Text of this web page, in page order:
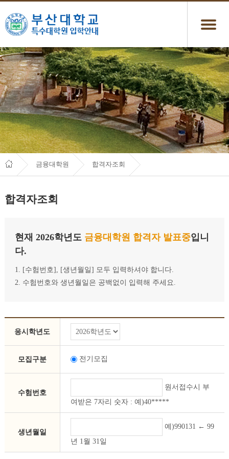
금융대학원 합격자조회
합격자조회
현재 2026학년도 금융대학원 합격자 발표중입니
다.
1. [수험번호], [생년월일] 모두 입력하셔야 합니다.
2. 수험번호와 생년월일은 공백없이 입력해 주세요.
응시학년도
모집구분 전기모집
수험번호
원서접수시 부
여받은 7자리 숫자 : 예)40*****
생년월일
예)990131 ← 99
년 1월 31일